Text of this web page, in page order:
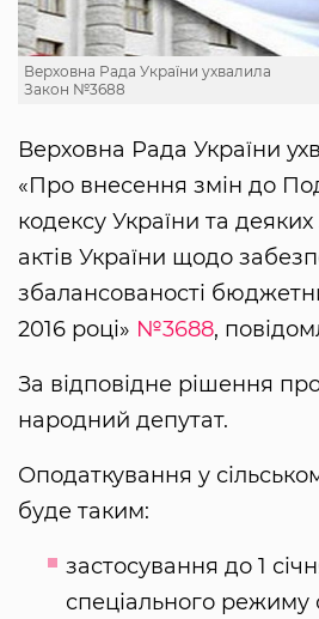
Верховна Рада України ухвалила
Закон №3688
Верховна Рада України
«Про внесення змін до
кодексу України та
актів України щодо
збалансованості
2016 році» №3688,
За відповідне рішення
народний депутат.
Оподаткування у
буде таким:
застосування до 1
спеціального режиму